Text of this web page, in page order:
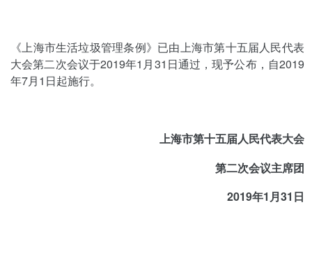
《上海市生活垃圾管理条例》已由上海市第十五届人民代表
大会第二次会议于2019年1月31日通过，现予公布，自2019
年7月1日起施行。
上海市第十五届人民代表大会
第二次会议主席团
2019年1月31日